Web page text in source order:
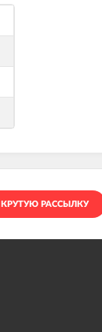
КРУТУЮ РАССЫЛКУ